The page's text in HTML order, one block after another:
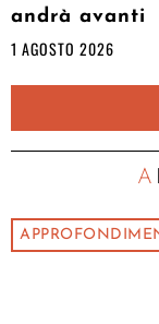
andrà avanti
1 AGOSTO 2026